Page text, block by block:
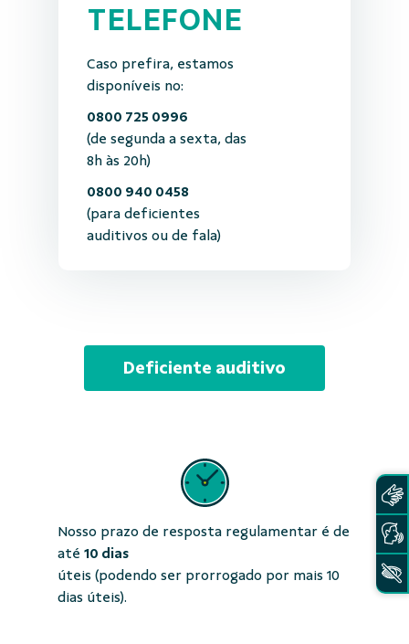
TELEFONE
Caso prefira, estamos
disponíveis no:
0800 725 0996
(de segunda a sexta, das
8h às 20h)
0800 940 0458
(para deficientes
auditivos ou de fala)
Deficiente auditivo
Nosso prazo de resposta regulamentar é de
até 10 dias
úteis (podendo ser prorrogado por mais 10
dias úteis).